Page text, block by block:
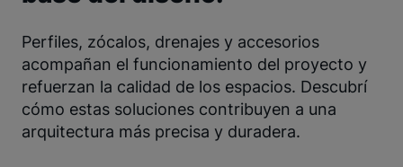
Perfiles, zócalos, drenajes y accesorios
acompañan el funcionamiento del proyecto y
refuerzan la calidad de los espacios. Descubrí
cómo estas soluciones contribuyen a una
arquitectura más precisa y duradera.